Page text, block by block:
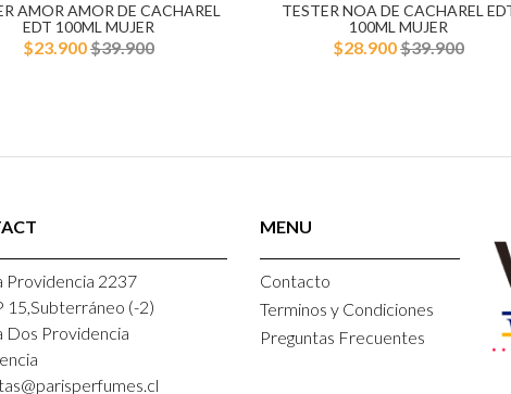
AMOR AMOR DE CACHAREL
EDT 100ML MUJER
$23.900$39.900
TESTER NOA DE CACHAREL
100ML MUJER
$28.900$39.900
Providencia 2237
15,Subterráneo (-2)
Dos Providencia
MENU
Contacto
Terminos y Condiciones
Preguntas Frecuentes